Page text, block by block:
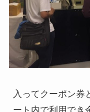
入ってクーポン券
ート内で利用でき